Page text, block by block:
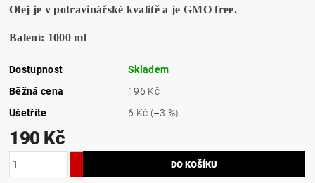
Olej je v potravinářské kvalitě a je GMO free.
Balení: 1000 ml
Dostupnost
Skladem
Běžná cena
196 Kč
Ušetříte
6 Kč (–3 %)
190 Kč